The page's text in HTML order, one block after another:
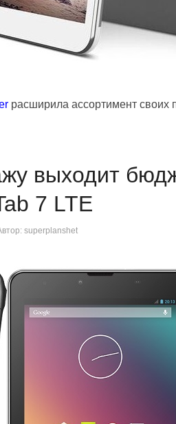
расширила ассортимент
выходит
7 LTE
superplanshet